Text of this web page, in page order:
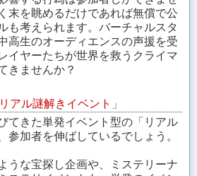
末を眺めるだけであれば無償で公
も考えられます。バーチャルスタ
高生のオーディエンスの声援を受
イヤーたちが世界を救うクライマ
きませんか？
リアル謎解きイベント 」
てきた単発イベント型の「リアル
参加者を伸ばしているでしょう。
うな宝探し企画や、ミステリーナ